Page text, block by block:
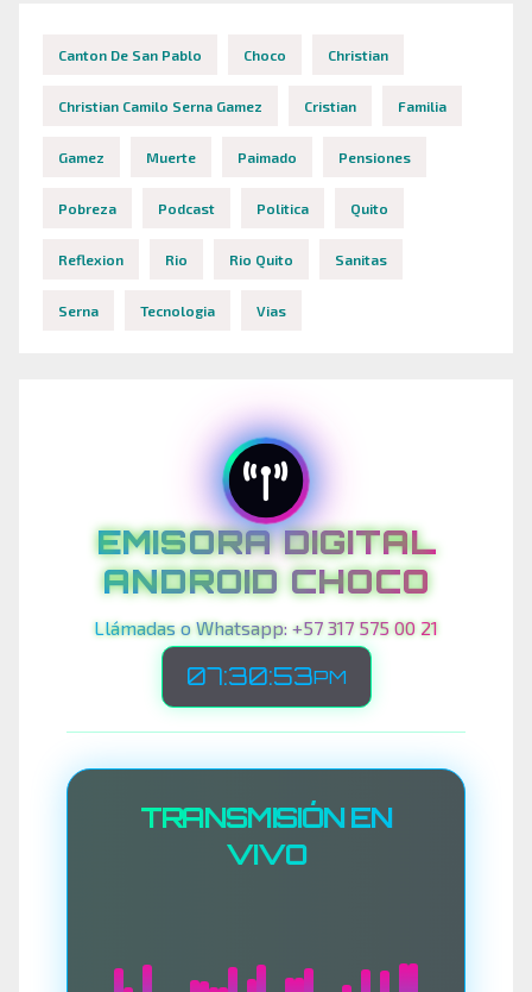
Canton De San Pablo Choco Christian
Christian Camilo Serna Gamez Cristian Familia
Gamez Muerte Paimado Pensiones
Pobreza Podcast Politica Quito
Reflexion Rio Rio Quito Sanitas
Serna Tecnologia Vias
EMISORA DIGITAL
ANDROID CHOCO
Llámadas o Whatsapp: +57 317 575 00 21
07:30:56PM
TRANSMISIÓN EN
VIVO